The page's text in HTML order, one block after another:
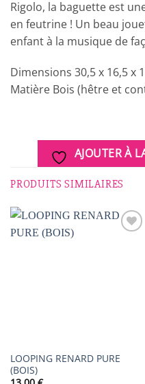
Rigolo, la baguette est
en feutrine ! Un beau
enfant à la musique de
Dimensions 30,5 x 16,5 x
Matière Bois (hêtre et
AJOUTER À
PRODUITS SIMILAIRES
LOOPING RENARD PURE
(BOIS)